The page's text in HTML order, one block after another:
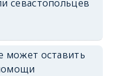
севастопольцев
может оставить